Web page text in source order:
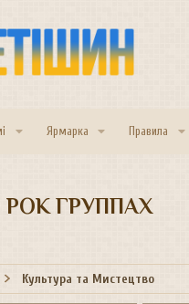
Ярмарка Правила
ГРУППАХ
Культура та Мистецтво